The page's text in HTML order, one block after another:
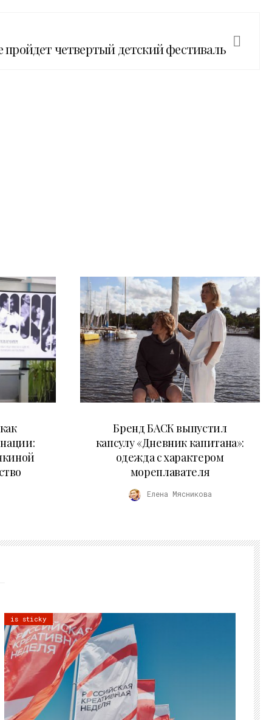
пройдет четвертый детский фестиваль
Бренд БАСК выпустил
капсулу «Дневник капитана»:
одежда с характером
мореплавателя
Елена Мясникова
is sticky